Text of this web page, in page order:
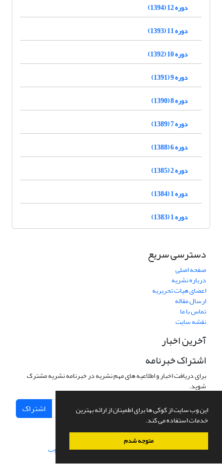
این وب سایت از کوکی ها برای اطمینان از ارائه بهترین
خدمات استفاده می کند.
متوجه شدم
دوره 12 (1394)
دوره 11 (1393)
دوره 10 (1392)
دوره 9 (1391)
دوره 8 (1390)
دوره 7 (1389)
دوره 6 (1388)
دوره 2 (1385)
دوره 1 (1384)
دوره 1 (1383)
دسترسی سریع
صفحه اصلی
درباره نشریه
اعضای هیات تحریریه
ارسال مقاله
تماس با ما
نقشه سایت
آخرین اخبار
اشتراک خبرنامه
برای دریافت اخبار و اطلاعیه های مهم نشریه در خبرنامه نشریه مشترک
شوید.
اشتراک
سامانه مدیریت نشریات علمی.طراحی و پیاده سازی از سیناوب